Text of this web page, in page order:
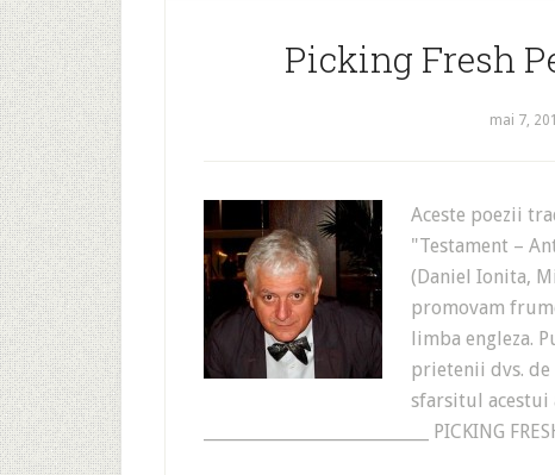
Picking Fresh
mai 7,
Aceste poezii
"Testament –
(Daniel Ionita,
promovam
limba engleza.
prietenii dvs.
sfarsitul acestui
___________________________ PICKING